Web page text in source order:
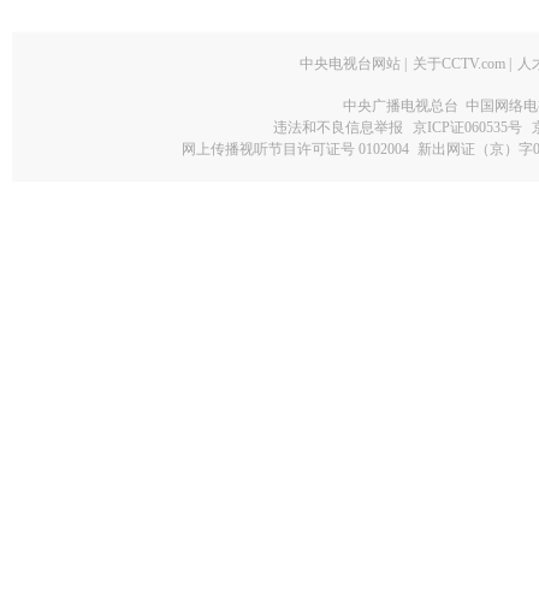
中央电视台网站 关于CCTV.com 人
中央广播电视总台 中国网络
违法和不良信息举报
京ICP证060535号
网上传播视听节目许可证号 0102004 新出网证（京）